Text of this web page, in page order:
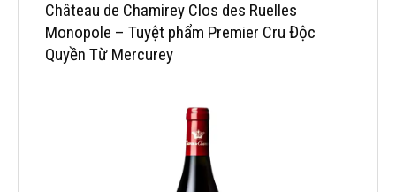
Château de Chamirey Clos des Ruelles
Monopole – Tuyệt phẩm Premier Cru Độc
Quyền Từ Mercurey